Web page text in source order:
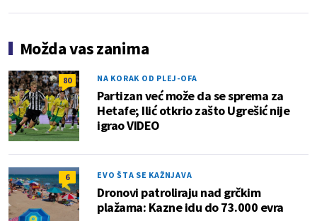
Možda vas zanima
80 NA KORAK OD PLEJ-OFA
Partizan već može da se sprema za
Hetafe; Ilić otkrio zašto Ugrešić nije
igrao VIDEO
6 EVO ŠTA SE KAŽNJAVA
Dronovi patroliraju nad grčkim
plažama: Kazne idu do 73.000 evra